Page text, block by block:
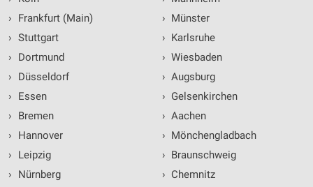
›
Frankfurt (Main)
› Stuttgart
›
Dortmund
›
Düsseldorf
›
Essen
›
Bremen
›
Hannover
›
Leipzig
›
Nürnberg
› Münster
› Karlsruhe
› Wiesbaden
› Augsburg
› Gelsenkirchen
› Aachen
› Mönchengladbach
› Braunschweig
› Chemnitz